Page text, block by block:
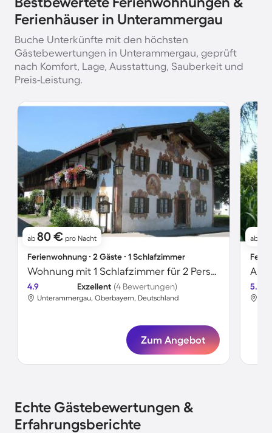
Ferienhäuser in Unterammergau
Buche Unterkünfte mit den höchsten
Gästebewertungen in Unterammergau, geprüft
nach Komfort, Lage, Ausstattung, Sauberkeit und
Preis-Leistung.
ab 80 € pro Nacht
Ferienwohnung ∙ 2 Gäste ∙ 1 Schlafzimmer
Wohnung mit 1 Schlafzimmer für 2 Personen
4.9 Exzellent (4 Bewertungen)
Unterammergau, Oberbayern, Deutschland
Zum Angebot
ab
5.0
Echte Gästebewertungen &
Erfahrungsberichte